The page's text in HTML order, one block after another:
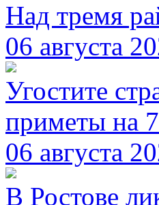
Над тремя
06 августа
Угостите
приметы на 7
06 августа
В Ростове